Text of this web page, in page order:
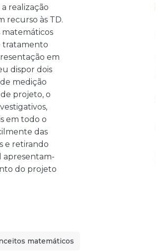
realização
recurso às TD.
tratamento
em
dispor dois
medição
projeto, o
em todo o
das
e retirando
apresentam-
do projeto
matemáticos